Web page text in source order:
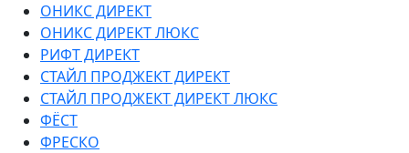
ОНИКС ДИРЕКТ
ОНИКС ДИРЕКТ ЛЮКС
РИФТ ДИРЕКТ
СТАЙЛ ПРОДЖЕКТ ДИРЕКТ
СТАЙЛ ПРОДЖЕКТ ДИРЕКТ ЛЮКС
ФЁСТ
ФРЕСКО